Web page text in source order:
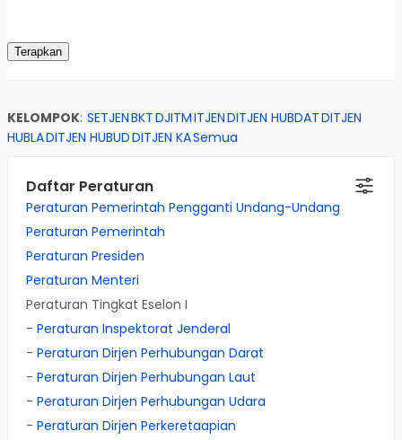
KELOMPOK: SETJENBKTDJITMITJENDITJEN HUBDATDITJEN
HUBLADITJEN HUBUDDITJEN KASemua
Daftar Peraturan
Peraturan Pemerintah Pengganti Undang-Undang
Peraturan Pemerintah
Peraturan Presiden
Peraturan Menteri
Peraturan Tingkat Eselon I
- Peraturan Inspektorat Jenderal
- Peraturan Dirjen Perhubungan Darat
- Peraturan Dirjen Perhubungan Laut
- Peraturan Dirjen Perhubungan Udara
- Peraturan Dirjen Perkeretaapian